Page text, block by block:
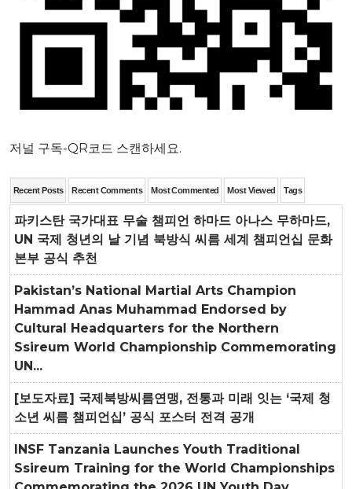
저널 구독-QR코드 스캔하세요.
Recent Posts Recent Comments Most Commented Most Viewed Tags
파키스탄 국가대표 무술 챔피언 하마드 아나스 무하마드,
UN 국제 청년의 날 기념 북방식 씨름 세계 챔피언십 문화
본부 공식 추천
Pakistan’s National Martial Arts Champion
Hammad Anas Muhammad Endorsed by
Cultural Headquarters for the Northern
Ssireum World Championship Commemorating
UN...
[보도자료] 국제북방씨름연맹, 전통과 미래 잇는 ‘국제 청
소년 씨름 챔피언십’ 공식 포스터 전격 공개
INSF Tanzania Launches Youth Traditional
Ssireum Training for the World Championships